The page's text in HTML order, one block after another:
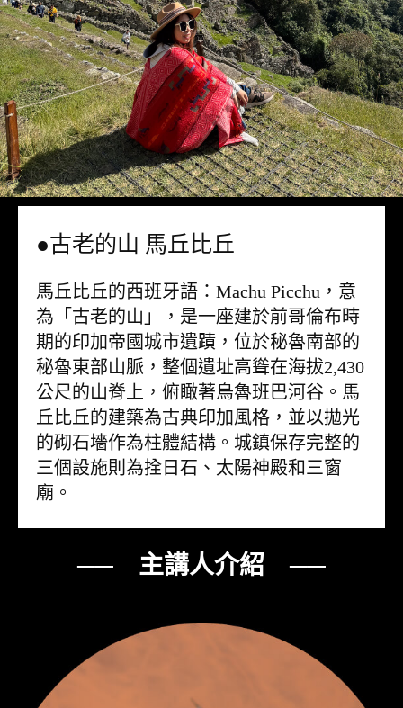
●古老的山 馬丘比丘
馬丘比丘的西班牙語：Machu Picchu，意
為「古老的山」，是一座建於前哥倫布時
期的印加帝國城市遺蹟，位於秘魯南部的
秘魯東部山脈，整個遺址高聳在海拔2,430
公尺的山脊上，俯瞰著烏魯班巴河谷。馬
丘比丘的建築為古典印加風格，並以拋光
的砌石墻作為柱體結構。城鎮保存完整的
三個設施則為拴日石、太陽神殿和三窗
廟。
── 主講人介紹 ──